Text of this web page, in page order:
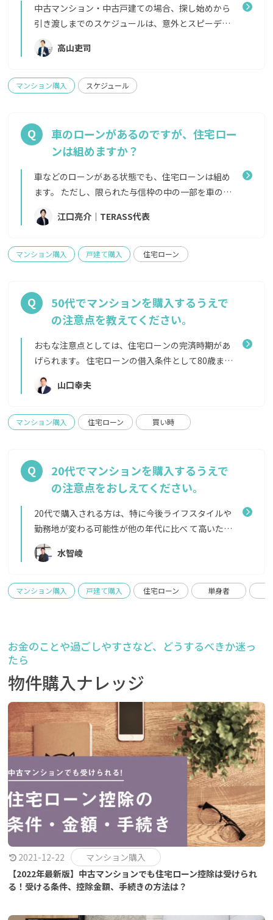
マンションの管理規約によって、楽器演奏の時間帯な
どが指定されている場合や、音が反響しやすいエン
トランスホールや中庭での追いかけっこなどが禁止
されているマンションもありますので、気になる方は
てもらうことが確実です。
中古マンション・中古戸建ての場合、探し始めから
引き渡しまでのスケジュールは、意外とスピーディ
ーです。 ■家探しの前準備・予算や資金計画を決め
る・物件の条件を決める・SUUMOなどで気になる物
覧・候補物件の内覧（2〜3物件程度見ることが多
スも）・売主と合意がとれたら契約日の設定へ・住
宅ローンの仮審査を済ませる（数日〜2週間）・売買
日）を決める・住宅ローンの本審査を通し、住宅ロ
ーン契約を進める（1週間〜3週間）・決済日に、金
融機関にて物件代金の支払いと、引き渡しをおこなう
特に慌ただしくなるのが、買付の申込みをしてから
融機関に行ったり、源泉徴収票や確定申告書などの審
て取りに行かなければならないケースもあるため、
あらかじめ用意しておくものをエージェントに確認
しておくとスムーズでしょう。 また、余談ですが内
覧については必ず意思決定をおこなう方全員（ご夫
婦ならばお二人揃って）で行く、もしくは一緒に見
に行こう、と思えるような物件をまず見つけること
をおすすめします。物件をご夫婦のどちらかが気に入
出す段階で「やっぱりここが気になる」「ここもチ
り決めた結果、満足できる物件が購入できる場合は
よいですが、近年は特によい物件ほど速く売れてし
まうため、買い逃して後悔される方もいらっしゃい
ます。 物件を一緒に見て回れば、その過程で自然と
ご家族の意見がまとまっていきますので、ぜひ内覧は
意思決定をされる方みんなで行ってくださいね。
高山吏司
マンション購入 スケジュール
車のローンがあるのですが、住宅ロー
ンは組めますか？
車などのローンがある状態でも、住宅ローンは組め
ます。 ただし、限られた与信枠の中の一部を車のロ
ーンに使っている状態で新たに住宅ローンを借りる
ため、車のローンがない場合と比べて借入れの上限
までに完済を求められたり、返済期間に遅延がない事
表）」を用意しておきましょう。
江口亮介｜TERASS代表
マンション購入 戸建て購入 住宅ローン
50代でマンションを購入するうえで
の注意点を教えてください。
おもな注意点としては、住宅ローンの完済時期があ
げられます。 住宅ローンの借入条件として80歳まで
に完済することを前提としている金融機関がほとん
どのため、ご年齢によっては返済期間を30年以内に
その分月々の支払い額が上がります。期間が短ければ
フプランから考えていただくとよいでしょう。 ま
た、健康上の理由で住宅ローンの審査がおりにくく
なることもあります。団体信用生命保険などに条件が
つくだけの場合もありますが、金融機関や提携の保
険会社によってその基準は異なりますので、ご不安な
方は複数の金融機関に審査を通していただくことを
おすすめします。
山口幸夫
マンション購入 住宅ローン 買い時
20代でマンションを購入するうえで
の注意点をおしえてください。
20代で購入される方は、特に今後ライフスタイルや
勤務地が変わる可能性が他の年代に比べ て高いた
め、いざとなったらすぐに「売れる・貸せる」流動
性が高いマンションを選んでおいたほうがよいでし
務歴 が浅いと住宅ローンの審査上不利になることが
や半年の在籍でも審査可能です。 なお、独身の方の
に投資用マンションをローンで購入される方もいま
組めなくなるので、注意が必要です。
水智崚
マンション購入 戸建て購入 住宅ローン 単身者
お金のことや過ごしやすさなど、どうするべきか迷っ
たら
物件購入ナレッジ
2021-12-22
マンション購入
【2022年最新版】中古マンションでも住宅ローン控除は受けられ
る！受ける条件、控除金額、手続きの方法は？